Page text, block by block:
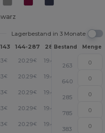
Lagerbestand in 3 Monate
144-287 288 + Mehr
Bestand Menge
€ 20.29€ 19.44 +
263
€ 20.29€ 19.44 +
640
€ 20.29€ 19.44 +
285
€ 20.29€ 19.44 +
785
€ 20.29€ 19.44
383